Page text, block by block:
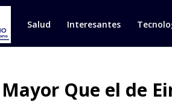
Salud Interesantes
Que el de